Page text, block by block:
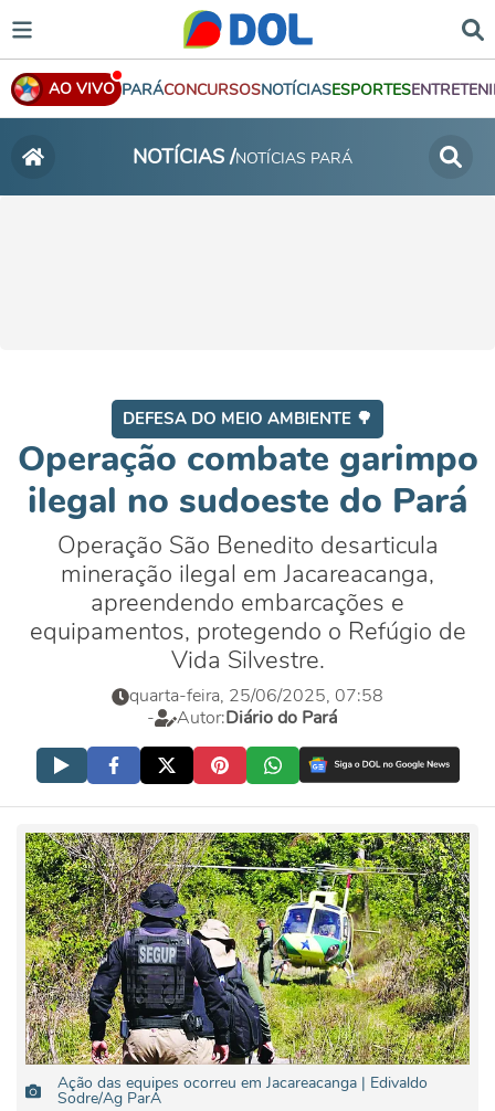
AO VIVO PARÁCONCURSOSNOTÍCIASESPORTES
NOTÍCIAS /NOTÍCIAS PARÁ
DEFESA DO MEIO AMBIENTE 🌳
Operação combate garimpo
ilegal no sudoeste do Pará
Operação São Benedito desarticula
mineração ilegal em Jacareacanga,
apreendendo embarcações e
equipamentos, protegendo o Refúgio de
Vida Silvestre.
quarta-feira, 25/06/2025, 07:58
-
Autor:Diário do Pará
Ação das equipes ocorreu em Jacareacanga | Edivaldo
Sodre/Ag ParÁ